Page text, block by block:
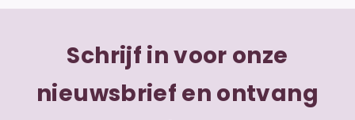
Schrijf in voor onze
nieuwsbrief en ontvang